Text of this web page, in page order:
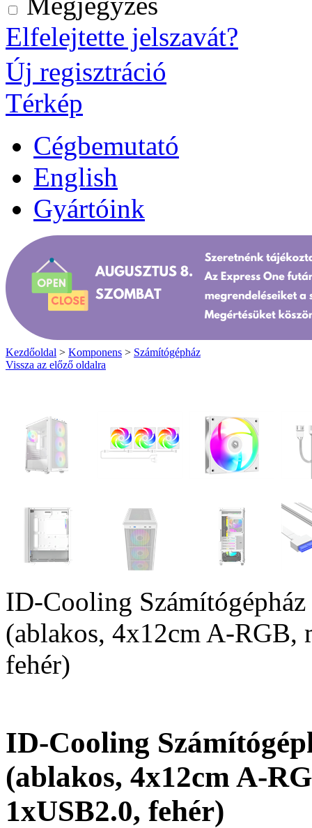
Elfelejtette jelszavát?
Új regisztráció
Térkép
Cégbemutató
English
Gyártóink
Kezdőoldal > Komponens > Számítógépház
Vissza az előző oldalra
ID-Cooling
(ablakos, 4x12cm A-
fehér)
ID-Cooling
(ablakos, 4x12cm A-
1xUSB2.0, fehér)